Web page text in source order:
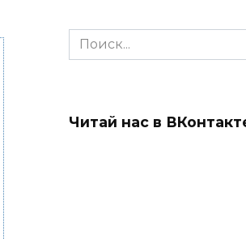
Search
for:
Читай нас в